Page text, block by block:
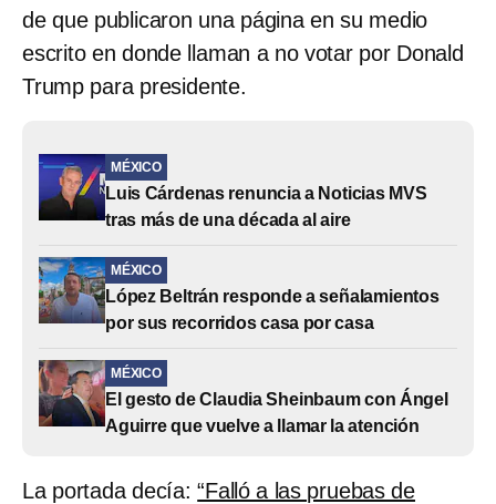
de que publicaron una página en su medio
escrito en donde llaman a no votar por Donald
Trump para presidente.
MÉXICO
Luis Cárdenas renuncia a Noticias MVS
tras más de una década al aire
MÉXICO
López Beltrán responde a señalamientos
por sus recorridos casa por casa
MÉXICO
El gesto de Claudia Sheinbaum con Ángel
Aguirre que vuelve a llamar la atención
La portada decía:“Falló a las pruebas de